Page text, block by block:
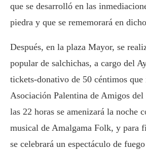
que se desarrolló en las
piedra y que se rememorará en
Después, en la plaza Mayor, se
popular de salchichas, a cargo del
tickets-donativo de 50 céntimos que
Asociación Palentina de Amigos del
las 22 horas se amenizará la noche
musical de Amalgama Folk, y para
se celebrará un espectáculo de